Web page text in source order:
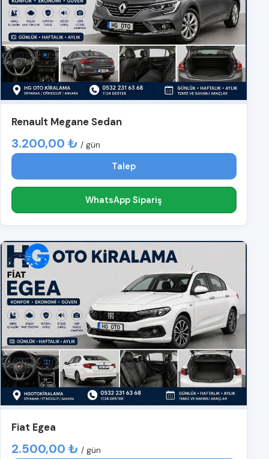
Renault Megane Sedan
3.200,00 ₺ / gün
Talep
WhatsApp Sipariş
Fiat Egea
2.500,00 ₺ / gün